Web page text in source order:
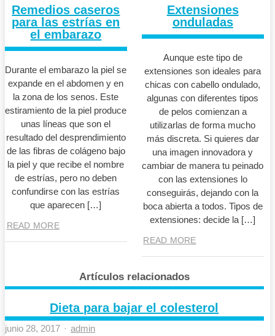
Remedios caseros
para las estrías en
el embarazo
Durante el embarazo la piel se
expande en el abdomen y en
la zona de los senos. Este
estiramiento de la piel produce
unas líneas que son el
resultado del desprendimiento
de las fibras de colágeno bajo
la piel y que recibe el nombre
de estrías, pero no deben
confundirse con las estrías
que aparecen […]
READ MORE
Extensiones
onduladas
Aunque este tipo de
extensiones son ideales para
chicas con cabello ondulado,
algunas con diferentes tipos
de pelos comienzan a
utilizarlas de forma mucho
más discreta. Si quieres dar
una imagen innovadora y
cambiar de manera tu peinado
con las extensiones lo
conseguirás, dejando con la
boca abierta a todos. Tipos de
extensiones: decide la […]
READ MORE
Artículos relacionados
Dieta para bajar el colesterol
junio 28, 2017 Author
admin